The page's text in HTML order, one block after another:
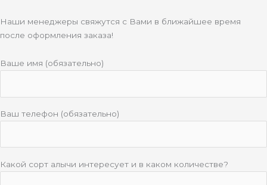
Наши менеджеры свяжутся с Вами в ближайшее время
после оформления заказа!
Ваше имя (обязательно)
Ваш телефон (обязательно)
Какой сорт алычи интересует и в каком количестве?